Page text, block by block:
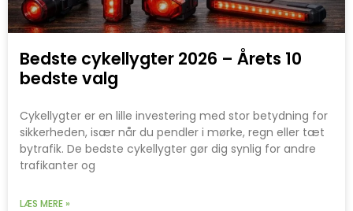
Bedste cykellygter 2026 – Årets 10
bedste valg
Cykellygter er en lille investering med stor betydning for
sikkerheden, især når du pendler i mørke, regn eller tæt
bytrafik. De bedste cykellygter gør dig synlig for andre
trafikanter og
LÆS MERE »